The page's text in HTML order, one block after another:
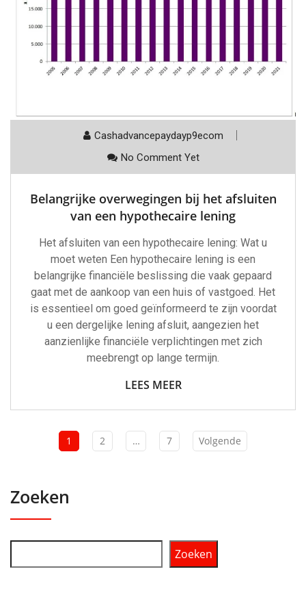
Cashadvancepaydayp9ecom
No Comment Yet
Belangrijke overwegingen bij het afsluiten
van een hypothecaire lening
Het afsluiten van een hypothecaire lening: Wat u
moet weten Een hypothecaire lening is een
belangrijke financiële beslissing die vaak gepaard
gaat met de aankoop van een huis of vastgoed. Het
is essentieel om goed geïnformeerd te zijn voordat
u een dergelijke lening afsluit, aangezien het
aanzienlijke financiële verplichtingen met zich
meebrengt op lange termijn.
LEES MEER
1 2 … 7 Volgende
Zoeken
Zoeken